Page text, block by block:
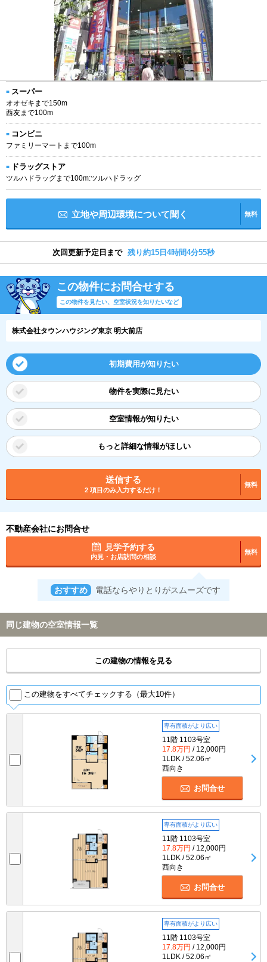
スーパー
オオゼキまで150m
西友まで100m
コンビニ
ファミリーマートまで100m
ドラッグストア
ツルハドラッグまで100m:ツルハドラッグ
立地や周辺環境について聞く 無料
次回更新予定日まで 残り約15日4時間4分55秒
この物件にお問合せする
この物件を見たい、空室状況を知りたいなど
株式会社タウンハウジング東京 明大前店
初期費用が知りたい
物件を実際に見たい
空室情報が知りたい
もっと詳細な情報がほしい
送信する
2 項目のみ入力するだけ！
無料
不動産会社にお問合せ
見学予約する
内見・お店訪問の相談
無料
おすすめ 電話ならやりとりがスムーズです
同じ建物の空室情報一覧
この建物の情報を見る
この建物をすべてチェックする（最大10件）
専有面積がより広い
11階 1103号室
17.8万円 / 12,000円
1LDK / 52.06㎡
西向き
お問合せ
専有面積がより広い
11階 1103号室
17.8万円 / 12,000円
1LDK / 52.06㎡
西向き
お問合せ
専有面積がより広い
11階 1103号室
17.8万円 / 12,000円
1LDK / 52.06㎡